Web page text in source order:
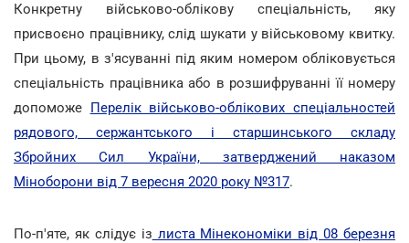
Конкретну військово-облікову спеціальність, яку
присвоєно працівнику, слід шукати у військовому квитку.
При цьому, в з'ясуванні під яким номером обліковується
спеціальність працівника або в розшифруванні її номеру
допоможе Перелік військово-облікових спеціальностей
рядового, сержантського і старшинського складу
Збройних Сил України, затверджений наказом
Міноборони від 7 вересня 2020 року №317.
По-п'яте, як слідує із листа Мінекономіки від 08 березня